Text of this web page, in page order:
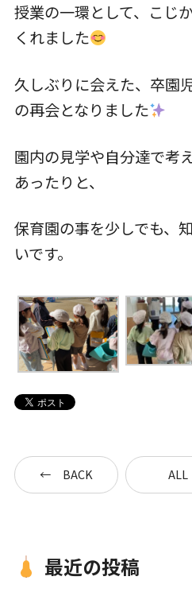
草深こじか
ホ
こじ
授業の一環として、こじ
くれました
久しぶりに会えた、卒園
の再会となりました
園内の見学や自分達で考
あったりと、
保育園の事を少しでも、
いです。
BACK ALL
最近の投稿